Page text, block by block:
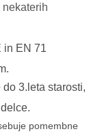
in EN 71
3.leta starosti,
pomembne